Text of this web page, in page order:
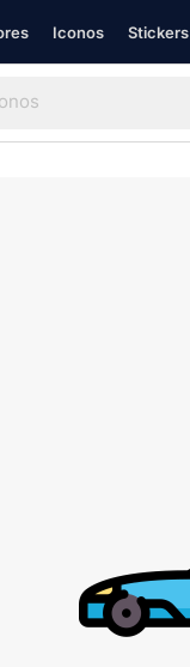
Iconos Stickers